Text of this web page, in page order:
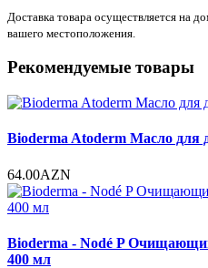
Доставка товара осуществляется на
вашего местоположения.
Рекомендуемые товары
Bioderma Atoderm Масло для
64.00AZN
Bioderma - Nodé P
400 мл